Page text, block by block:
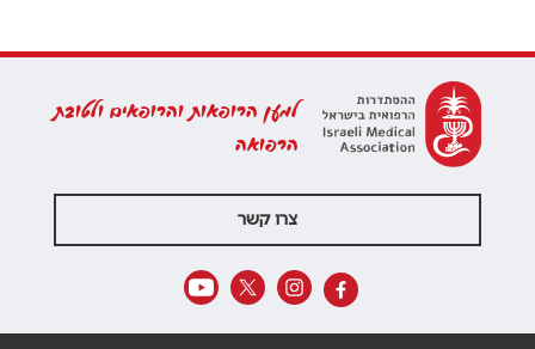
למען הרופאות והרופאים ולטובת
הרפואה
צרו קשר